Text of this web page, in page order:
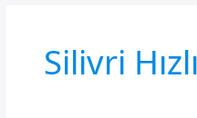
Silivri